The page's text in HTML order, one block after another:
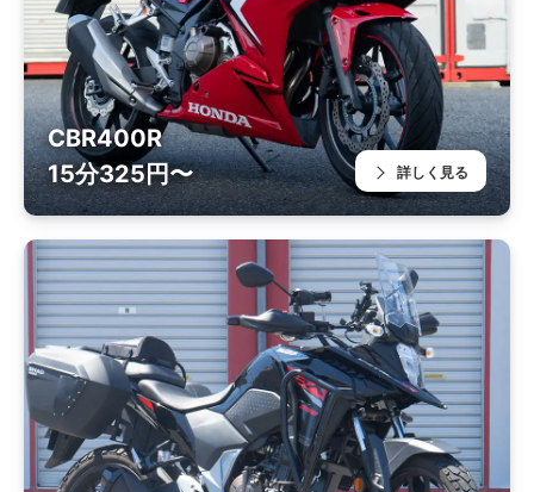
CBR400R
15分325円〜
詳しく見る